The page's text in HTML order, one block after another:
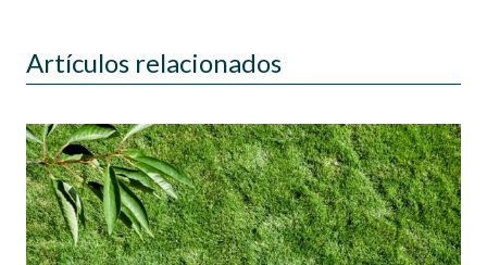
Artículos relacionados